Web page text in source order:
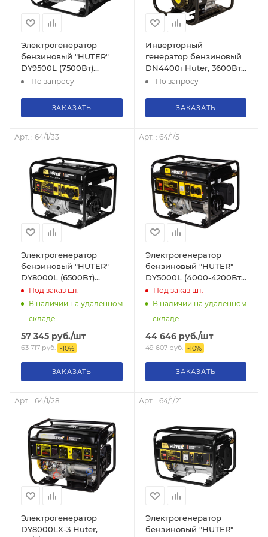
Электрогенератор
бензиновый "HUTER"
DY9500L (7500Вт)
четырёхтактный, 374 г/
По запросу
ЗАКАЗАТЬ
Инверторный
генератор бензиновый
DN4400i Huter, 3600Вт,
31кг, чистый синус,
По запросу
ЗАКАЗАТЬ
Арт. : 64/1/33
Электрогенератор
бензиновый "HUTER"
DY8000L (6500Вт)
четырёхтактный, 374 г/
кВт*ч, 70кг.
Под заказ шт.
В наличии на удаленном
складе
57 345 руб./шт
63 717руб. -10%
ЗАКАЗАТЬ
Арт. : 64/1/5
Электрогенератор
бензиновый "HUTER"
DY5000L (4000-4200Вт)
четырёхтактный, 77кг.
Под заказшт.
В наличии на удаленном
складе
44 646руб./шт
49 607руб. -10%
ЗАКАЗАТЬ
Арт. : 64/1/28
Электрогенератор
DY8000LX-3 Huter,
Арт. : 64/1/21
Электрогенератор
бензиновый "HUTER"